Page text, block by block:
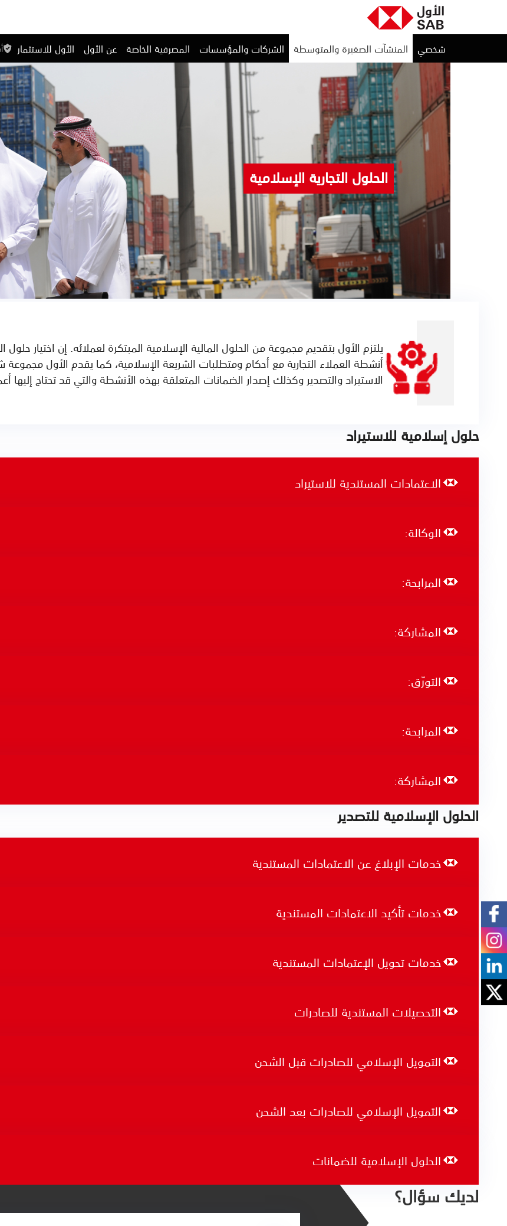
شخصي المنشآت الصغيرة والمتوسطة الشركات والمؤسسات المصرفية الخاصة عن الأول الأول للاستثمار
الحلول التجارية الإسلامية
يلتزم الأول بتقديم مجموعة من الحلول المالية الإسلامية المبتكرة لعملائه. إن اختيار
أنشطة العملاء التجارية مع أحكام ومتطلبات الشريعة الإسلامية، كما يقدم الأول
الاستيراد والتصدير وكذلك إصدار الضمانات المتعلقة بهذه الأنشطة والتي قد تحتاج إليها
حلول إسلامية للاستيراد
الاعتمادات المستندية للاستيراد
الوكالة:
المرابحة:
المشاركة:
التورّق:
المرابحة:
المشاركة:
الحلول الإسلامية للتصدير
خدمات الإبلاغ عن الاعتمادات المستندية
خدمات تأكيد الاعتمادات المستندية
خدمات تحويل الإعتمادات المستندية
التحصيلات المستندية للصادرات
التمويل الإسلامي للصادرات قبل الشحن
التمويل الإسلامي للصادرات بعد الشحن
الحلول الإسلامية للضمانات
لديك سؤال؟